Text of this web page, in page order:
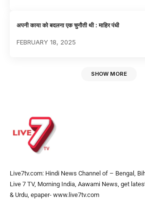
अपनी काया को बदलना एक चुनौती थी : माहिर पंधी
FEBRUARY 18, 2025
SHOW MORE
Live7tv.com: Hindi News Channel of – Bengal,
Live 7 TV, Morning India, Aawami News, get
& Urdu, epaper- www.live7tv.com